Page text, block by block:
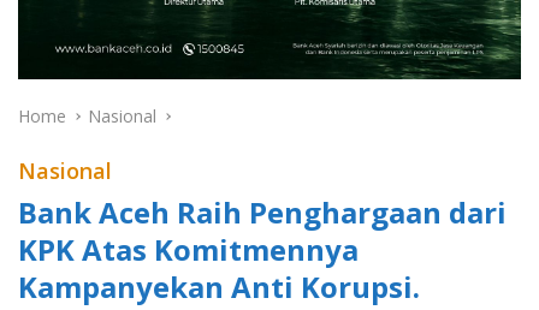
Home Nasional
Nasional
Bank Aceh Raih Penghargaan dari
KPK Atas Komitmennya
Kampanyekan Anti Korupsi.